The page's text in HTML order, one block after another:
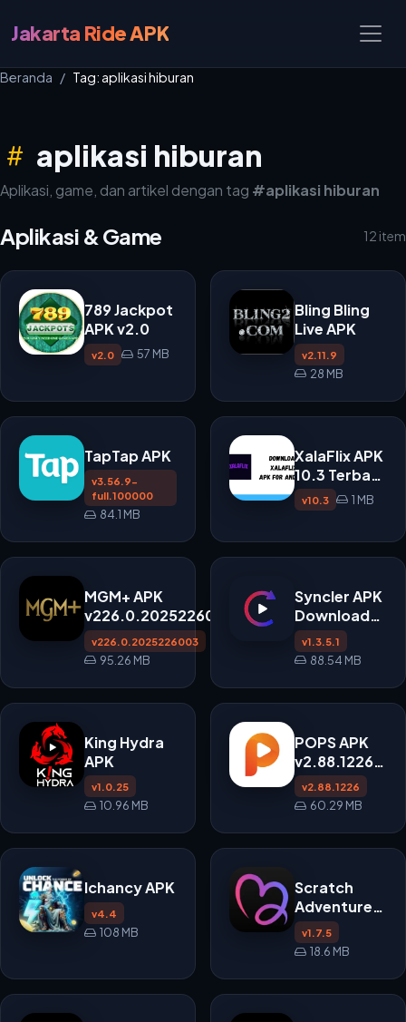
Jakarta Ride APK
Beranda Tag: aplikasi hiburan
aplikasi hiburan
Aplikasi, game, dan artikel dengan tag #aplikasi hiburan
Aplikasi & Game 12 item
789 Jackpot
APK v2.0
v2.0 57 MB
Bling Bling
Live APK
v2.11.9
28 MB
TapTap APK
v3.56.9-
full.100000
84.1 MB
XalaFlix APK
10.3 Terbaru
untuk
Android
v10.3 1 MB
MGM+ APK
v226.0.2025226003
untuk Streaming
Film dan Serial
v226.0.2025226003
95.26 MB
Syncler APK
Download
untuk
Android
v1.3.5.1
88.54 MB
King Hydra
APK
v1.0.25
10.96 MB
POPS APK
v2.88.1226
untuk
Android
v2.88.1226
60.29 MB
Ichancy APK
v4.4
108 MB
Scratch
Adventure
APK
v1.7.5
18.6 MB